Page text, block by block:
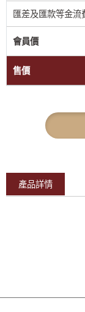
匯差及匯款等金流
會員價
售價
產品詳情